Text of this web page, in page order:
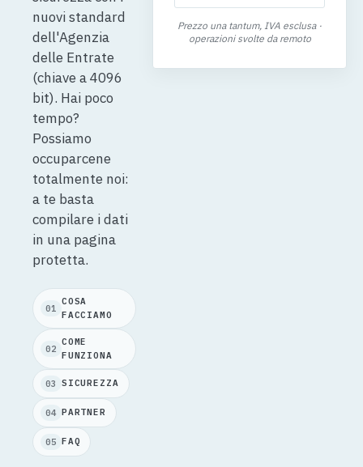
nuovi standard
dell'Agenzia
delle Entrate
(chiave a 4096
bit). Hai poco
tempo?
Possiamo
occuparcene
totalmente noi:
a te basta
compilare i dati
in una pagina
protetta.
01
COSA
FACCIAMO
02
COME
FUNZIONA
03 SICUREZZA
04 PARTNER
05 FAQ
Prezzo una tantum, IVA esclusa ·
operazioni svolte da remoto